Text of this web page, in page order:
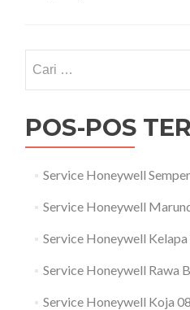
untuk:
POS-POS
Service Honeywell
Service Honeywell
Service Honeywell
Service Honeywell Rawa
Service Honeywell Koja